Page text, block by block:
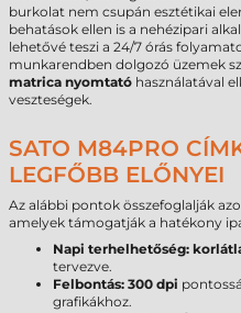
burkolat nem csupán esztétikai
behatások ellen is a nehézipari
lehetővé teszi a 24/7 órás
munkarendben dolgozó üzemek
matrica nyomtató használatával
veszteségek.
SATO M84PRO
LEGFŐBB ELŐNYEI
Az alábbi pontok összefoglalják
amelyek támogatják a hatékony
Napi terhelhetőség:
tervezve.
Felbontás: 300 dpi
grafikákhoz.